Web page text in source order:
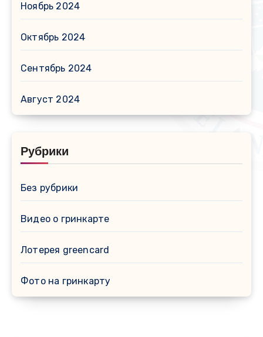
Ноябрь 2024
Октябрь 2024
Сентябрь 2024
Август 2024
Рубрики
Без рубрики
Видео о гринкарте
Лотерея greencard
Фото на гринкарту